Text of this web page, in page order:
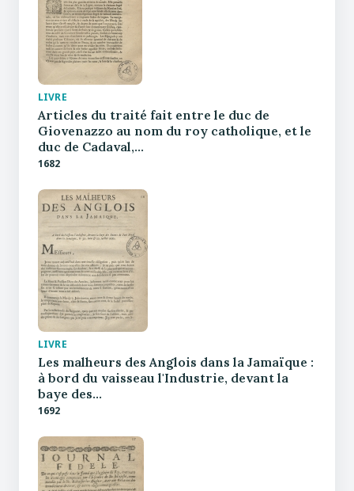
LIVRE
Articles du traité fait entre le duc de
Giovenazzo au nom du roy catholique, et le
duc de Cadaval,…
1682
LIVRE
Les malheurs des Anglois dans la Jamaïque :
à bord du vaisseau l'Industrie, devant la
baye des…
1692